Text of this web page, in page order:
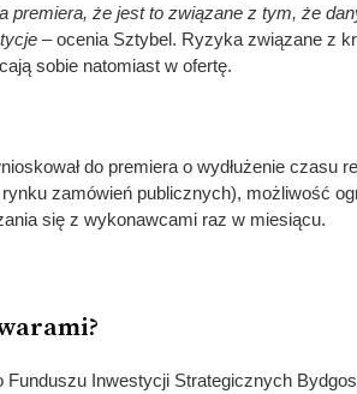
premiera, że jest to związane z tym, że
–ocenia Sztybel. Ryzyka związane z
sobie natomiast w ofertę.
do premiera o wydłużenie czasu
zamówień publicznych), możliwość
się z wykonawcami raz w miesiącu.
Inwestycji Strategicznych